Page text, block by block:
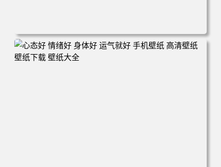
电脑壁纸 火影 鸣人 佐助 小樱 高清全屏手机壁纸 高清壁纸
壁纸下载 壁纸大全